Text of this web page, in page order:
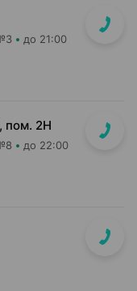
до 21:00
пом. 2Н
до 22:00